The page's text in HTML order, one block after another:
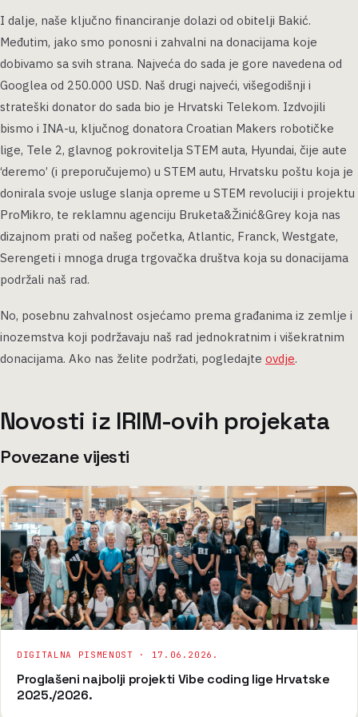
I dalje, naše ključno financiranje dolazi od obitelji Bakić.
Međutim, jako smo ponosni i zahvalni na donacijama koje
dobivamo sa svih strana. Najveća do sada je gore navedena od
Googlea od 250.000 USD. Naš drugi najveći, višegodišnji i
strateški donator do sada bio je Hrvatski Telekom. Izdvojili
bismo i INA-u, ključnog donatora Croatian Makers robotičke
lige, Tele 2, glavnog pokrovitelja STEM auta, Hyundai, čije aute
‘deremo’ (i preporučujemo) u STEM autu, Hrvatsku poštu koja je
donirala svoje usluge slanja opreme u STEM revoluciji i projektu
ProMikro, te reklamnu agenciju Bruketa&Žinić&Grey koja nas
dizajnom prati od našeg početka, Atlantic, Franck, Westgate,
Serengeti i mnoga druga trgovačka društva koja su donacijama
podržali naš rad.
No, posebnu zahvalnost osjećamo prema građanima iz zemlje i
inozemstva koji podržavaju naš rad jednokratnim i višekratnim
donacijama. Ako nas želite podržati, pogledajte ovdje.
Novosti iz IRIM-ovih projekata
Povezane vijesti
DIGITALNA PISMENOST · 17.06.2026.
Proglašeni najbolji projekti Vibe coding lige Hrvatske
2025./2026.